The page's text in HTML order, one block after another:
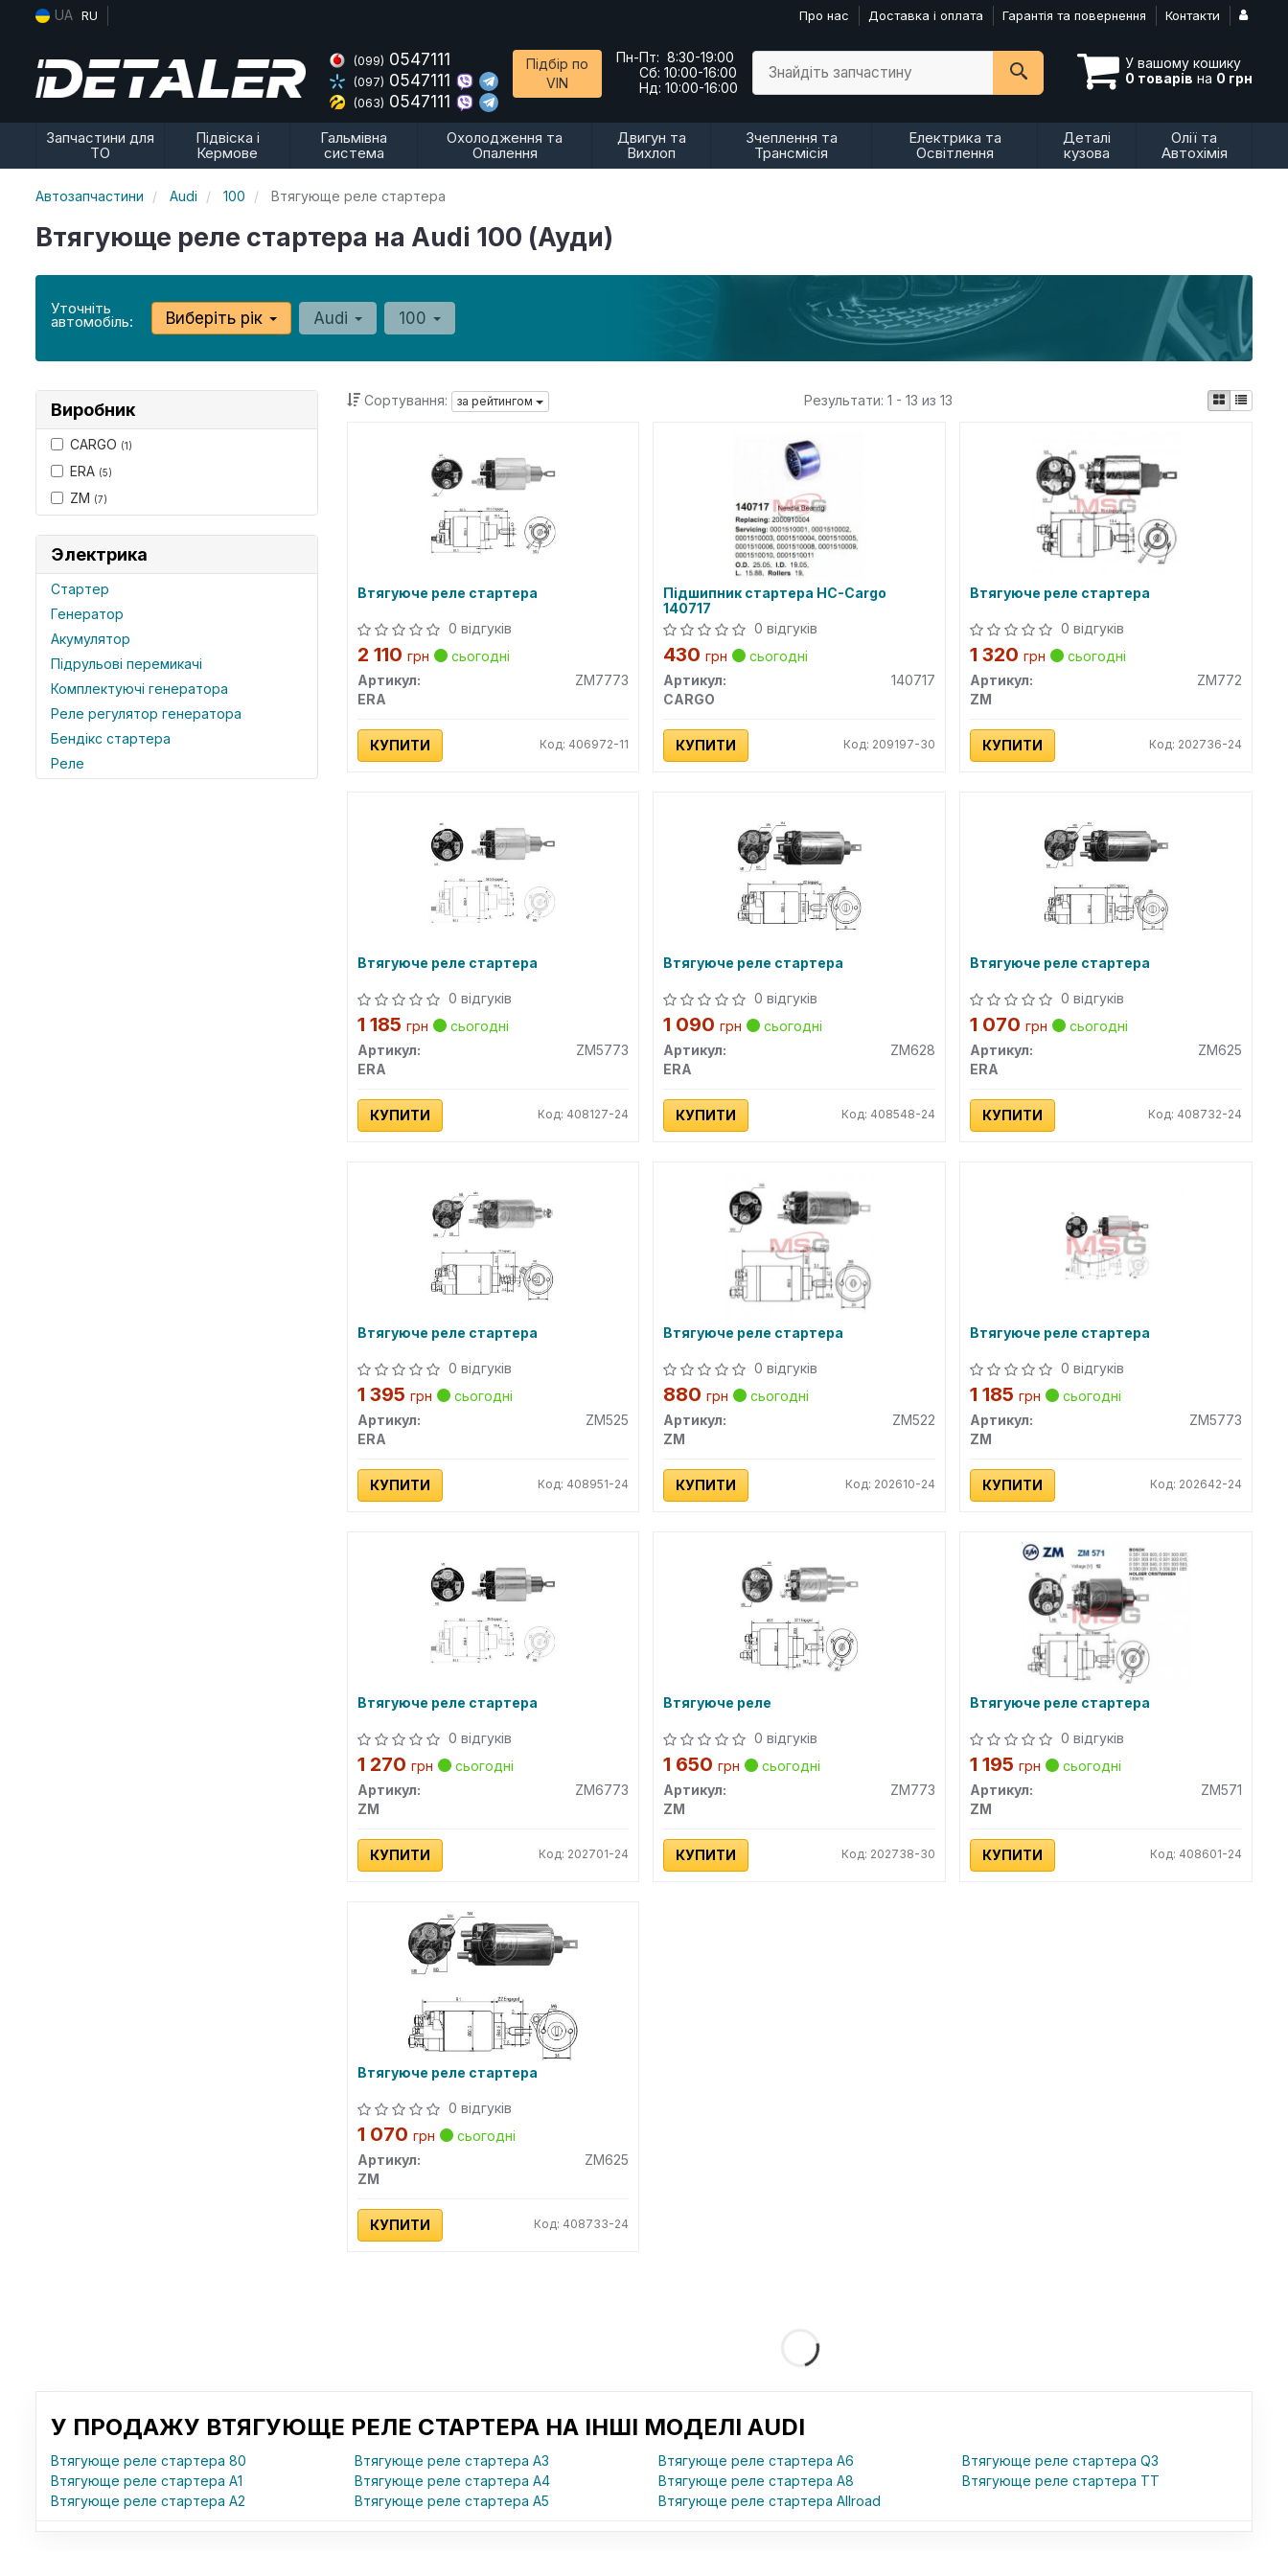
UA RU Про нас Доставка і оплата Гарантія та повернення Контакти
(099) 0547111
(097) 0547111
(063) 0547111
Підбір по
VIN
Пн-Пт: 8:30-19:00
Сб: 10:00-16:00
Нд: 10:00-16:00
У вашому кошику
0 товарів на 0 грн
Знайдіть запчастину
Запчастини для
ТО
Підвіска і
Кермове
Гальмівна
система
Охолодження та
Опалення
Двигун та
Вихлоп
Зчеплення та
Трансмісія
Електрика та
Освітлення
Деталі
кузова
Олії та
Автохімія
Автозапчастини Audi 100 Втягующе реле стартера
Втягующе реле стартера на Audi 100 (Ауди)
Уточніть
автомобіль: Виберіть рік Audi 100
Виробник
CARGO (1)
ERA (5)
ZM (7)
Электрика
Стартер
Генератор
Акумулятор
Підрульові перемикачі
Комплектуючі генератора
Реле регулятор генератора
Бендікс стартера
Реле
Сортування: за рейтингом Результати: 1 - 13 из 13
Втягуюче реле стартера
0 відгуків
2 110 грн
сьогодні
Артикул:
ZM7773
ERA
КУПИТИ Код: 406972-11
Підшипник стартера HC-Cargo
140717
0 відгуків
430грн
сьогодні
Артикул:
140717
CARGO
КУПИТИ Код: 209197-30
Втягуюче реле стартера
0 відгуків
1 320грн
сьогодні
Артикул:
ZM772
ZM
КУПИТИ Код: 202736-24
Втягуюче реле стартера
0 відгуків
1 185 грн
сьогодні
Артикул:
ZM5773
ERA
КУПИТИ Код: 408127-24
Втягуюче реле стартера
0 відгуків
1 090грн
сьогодні
Артикул:
ZM628
ERA
КУПИТИ Код: 408548-24
Втягуюче реле стартера
0 відгуків
1 070грн
сьогодні
Артикул:
ZM625
ERA
КУПИТИ Код: 408732-24
Втягуюче реле стартера
0 відгуків
1 395 грн
сьогодні
Артикул:
ZM525
ERA
КУПИТИ Код: 408951-24
Втягуюче реле стартера
0 відгуків
880грн
сьогодні
Артикул:
ZM522
ZM
КУПИТИ Код: 202610-24
Втягуюче реле стартера
0 відгуків
1 185грн
сьогодні
Артикул:
ZM5773
ZM
КУПИТИ Код: 202642-24
Втягуюче реле стартера
0 відгуків
1 270 грн
сьогодні
Артикул:
ZM6773
ZM
КУПИТИ Код: 202701-24
Втягуюче реле
0 відгуків
1 650грн
сьогодні
Артикул:
ZM773
ZM
КУПИТИ Код: 202738-30
Втягуюче реле стартера
0 відгуків
1 195грн
сьогодні
Артикул:
ZM571
ZM
КУПИТИ Код: 408601-24
Втягуюче реле стартера
0 відгуків
1 070 грн
сьогодні
Артикул:
ZM625
ZM
КУПИТИ Код: 408733-24
У ПРОДАЖУ ВТЯГУЮЩЕ РЕЛЕ СТАРТЕРА НА ІНШІ МОДЕЛІ AUDI
Втягующе реле стартера 80
Втягующе реле стартера A1
Втягующе реле стартера A2
Втягующе реле стартера A3
Втягующе реле стартера A4
Втягующе реле стартера A5
Втягующе реле стартера A6
Втягующе реле стартера A8
Втягующе реле стартера Allroad
Втягующе реле стартера Q3
Втягующе реле стартера TT